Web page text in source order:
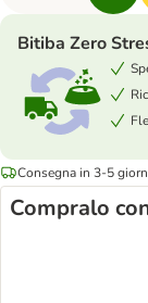
Bitiba Zero
Consegna in 3-5
Compralo